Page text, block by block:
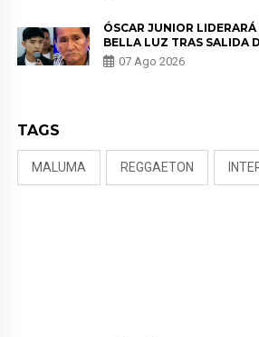
ÓSCAR JUNIOR LIDERARÁ
BELLA LUZ TRAS SALIDA
PADRE POR POLÉMICA
NALDY SALDAÑA
07 Ago 2026
TAGS
MALUMA REGGAETON